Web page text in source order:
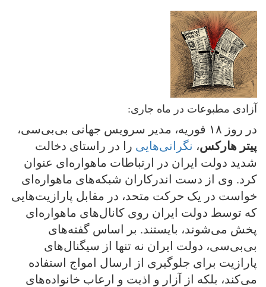
آزادی مطبوعات در ماه جاری:
در روز ١٨ فوریه، مدیر سرویس جهانی بی‌بی‌سی،
پیتر هارکس، نگرانی‌هایی را در راستای دخالت
شدید دولت ایران در ارتباطات ماهواره‌ای عنوان
کرد. وی از دست اندرکاران شبکه‌های ماهواره‌ای
خواست در یک حرکت متحد، در مقابل پارازیت‌هایی
که توسط دولت ایران روی کانال‌های ماهواره‌ای
پخش می‌شوند، بایستند. بر اساس گفته‌های
بی‌بی‌سی، دولت ایران نه تنها از سیگنال‌های
پارازیت برای جلوگیری از ارسال امواج استفاده
می‌کند، بلکه از آزار و اذیت و ارعاب خانواده‌های